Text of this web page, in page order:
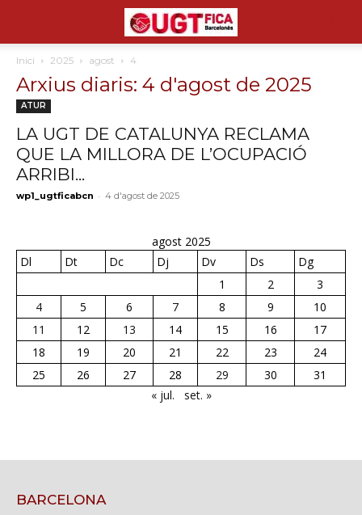
Inici 2025 agost 4
Arxius diaris: 4 d'agost de 2025
ATUR
LA UGT DE CATALUNYA RECLAMA
QUE LA MILLORA DE L’OCUPACIÓ
ARRIBI...
wp1_ugtficabcn - 4 d'agost de 2025
agost 2025
Dl
Dt Dc Dj Dv Ds
Dg
1
2
3
4
5 6 7 8 9
10
11
12 13 14 15 16
17
18
19 20 21 22 23
24
25
26 27 28 29 30
31
« jul.
set. »
BARCELONA